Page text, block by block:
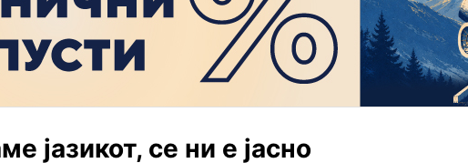
јазикот, се ни е јасно